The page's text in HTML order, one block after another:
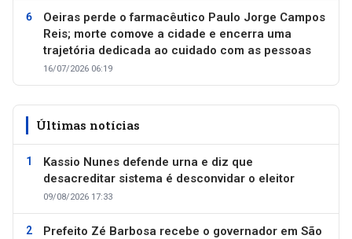
Oeiras perde o farmacêutico Paulo Jorge Campos
Reis; morte comove a cidade e encerra uma
trajetória dedicada ao cuidado com as pessoas
16/07/2026 06:19
Últimas notícias
Kassio Nunes defende urna e diz que
desacreditar sistema é desconvidar o eleitor
09/08/2026 17:33
Prefeito Zé Barbosa recebe o governador em São